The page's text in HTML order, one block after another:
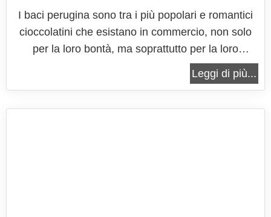
I baci perugina sono tra i più popolari e romantici
cioccolatini che esistano in commercio, non solo
per la loro bontà, ma soprattutto per la loro
peculiarità di essere un vero e proprio simbolo
della festa festa di San Valentino! Infatti è proprio
Leggi di più...